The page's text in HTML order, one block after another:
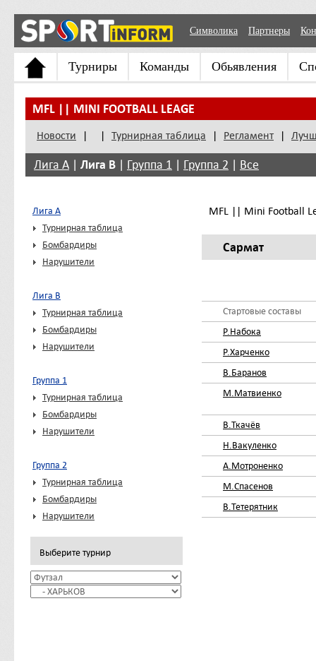
Символика Партнеры
Турниры Команды Обьявления
MFL || MINI FOOTBALL LEAGE
Новости | | Турнирная таблица | Регламент |
Лига А | Лига В | Группа 1 | Группа 2 | Все
Лига А
Турнирная таблица
Бомбардиры
Нарушители
Лига В
Турнирная таблица
Бомбардиры
Нарушители
Группа 1
Турнирная таблица
Бомбардиры
Нарушители
Группа 2
Турнирная таблица
Бомбардиры
Нарушители
Выберите турнир
MFL || Mini Football
Сармат
Стартовые составы
Р.Набока
Р.Харченко
В.Баранов
М.Матвиенко
В.Ткачёв
Н.Вакуленко
А.Мотроненко
М.Спасенов
В.Тетерятник